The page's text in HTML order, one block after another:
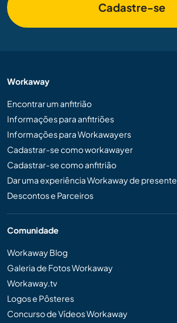
Cadastre-se
Workaway
Encontrar um anfitrião
Informações para anfitriões
Informações para Workawayers
Cadastrar-se como workawayer
Cadastrar-se como anfitrião
Dar uma experiência Workaway de presente
Descontos e Parceiros
Comunidade
Workaway Blog
Galeria de Fotos Workaway
Workaway.tv
Logos e Pôsteres
Concurso de Vídeos Workaway